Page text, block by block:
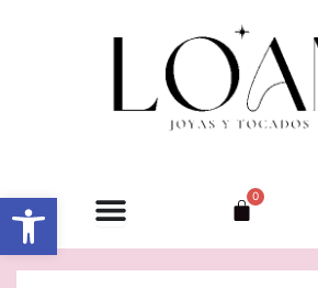
Abrir barra de herramientas 0
Carrito